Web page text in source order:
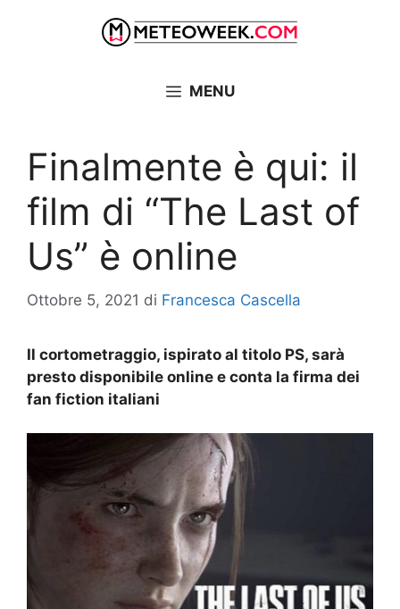
MENU
Finalmente è qui: il
film di “The Last of
Us” è online
Ottobre 5, 2021 di Francesca Cascella
Il cortometraggio, ispirato al titolo PS, sarà
presto disponibile online e conta la firma dei
fan fiction italiani